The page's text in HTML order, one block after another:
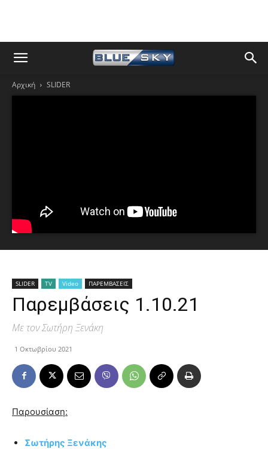
Αρχική SLIDER
SLIDER TV Video ΠΑΡΕΜΒΑΣΕΙΣ
Παρεμβάσεις 1.10.21
Με τον Σωτήρη Ξενάκη
1 Οκτωβρίου 2021
Παρουσίαση:
Σωτήρης Ξενάκης